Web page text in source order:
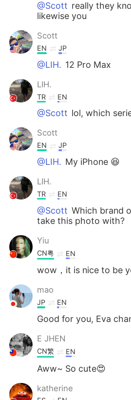
Türkçe
Português
@Scott really they
likewise you
Scott
EN JP
@LIH. 12 Pro Max
LIH.
TR EN
@Scott lol, which
Scott
EN JP
@LIH. My iPhone 😆
LIH.
TR EN
@Scott Which brand
take this photo with?
Yiu
CN粤 EN
wow，it is nice to be
mao
JP EN
Good for you, Eva
E JHEN
CN繁 EN
Aww~ So cute😍
katherine